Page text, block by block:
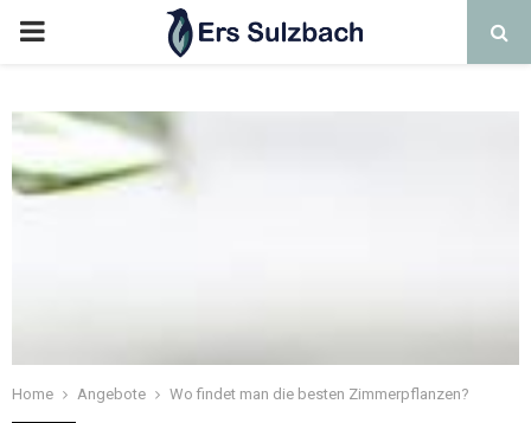
Home Angebote Wo findet man die besten Zimmerpflanzen?